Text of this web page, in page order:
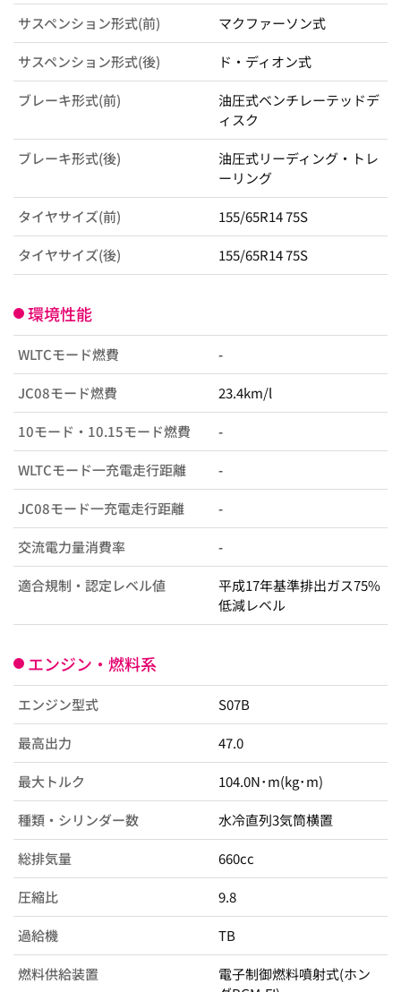
サスペンション形式(前) マクファーソン式
サスペンション形式(後) ド・ディオン式
ブレーキ形式(前)
油圧式ベンチレーテッドデ
ィスク
ブレーキ形式(後)
油圧式リーディング・トレ
ーリング
タイヤサイズ(前) 155/65R14 75S
タイヤサイズ(後) 155/65R14 75S
環境性能
WLTCモード燃費 -
JC08モード燃費 23.4km/l
10モード・10.15モード燃費 -
WLTCモード一充電走行距離 -
JC08モード一充電走行距離 -
交流電力量消費率 -
適合規制・認定レベル値
平成17年基準排出ガス75%
低減レベル
エンジン・燃料系
エンジン型式 S07B
最高出力 47.0
最大トルク 104.0N･m(kg･m)
種類・シリンダー数 水冷直列3気筒横置
総排気量 660cc
圧縮比 9.8
過給機 TB
燃料供給装置
電子制御燃料噴射式(ホン